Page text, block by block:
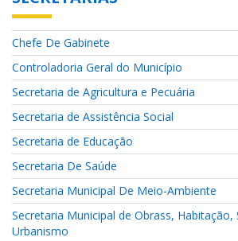
Chefe De Gabinete
Controladoria Geral do Município
Secretaria de Agricultura e Pecuária
Secretaria de Assistência Social
Secretaria de Educação
Secretaria De Saúde
Secretaria Municipal De Meio-Ambiente
Secretaria Municipal de Obrass, Habitação,
Urbanismo